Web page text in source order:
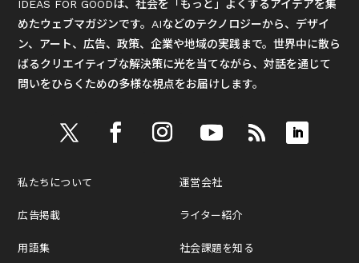
IDEAS FOR GOODは、社会を「もっと」よくするアイデアを集
めたウェブマガジンです。AIなどのテクノロジーから、デザイ
ン、アート、広告、政策、企業や地域の実践まで。世界中に散ら
ばるクリエイティブな解決策に光を当てながら、対話を通じて
問いをひらくための多様な視点をお届けします。
私たちについて
広告掲載
用語集
運営会社
ライター紹介
社会課題を知る